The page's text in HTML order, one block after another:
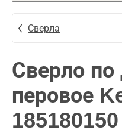
Сверла
Сверло по
перовое
185180150